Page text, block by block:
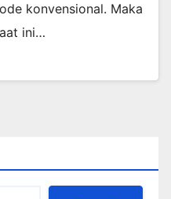
konvensional. Maka
ini…